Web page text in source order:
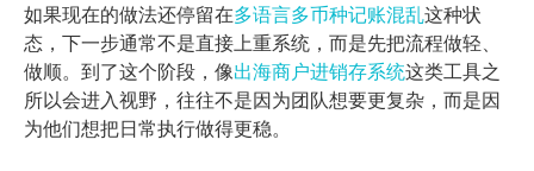
如果现在的做法还停留在多语言多币种记账混乱这种状
态，下一步通常不是直接上重系统，而是先把流程做轻、
做顺。到了这个阶段，像出海商户进销存系统这类工具之
所以会进入视野，往往不是因为团队想要更复杂，而是因
为他们想把日常执行做得更稳。